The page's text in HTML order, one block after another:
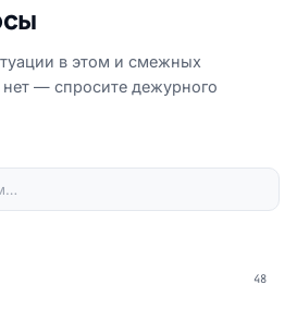
в этом и смежных
нет — спросите дежурного
48